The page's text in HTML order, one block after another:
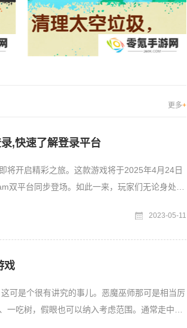
更多+
,快速了解登录平台
将开启精彩之旅。这款游戏将于2025年4月24日
双平台同步登场。如此一来，玩家们无论身处何
2023-05-11
戏
可是个很有讲究的事儿。恶魔巫师那可是相当厉
一吃树，假眼也可以纳入考虑范围。通常走中